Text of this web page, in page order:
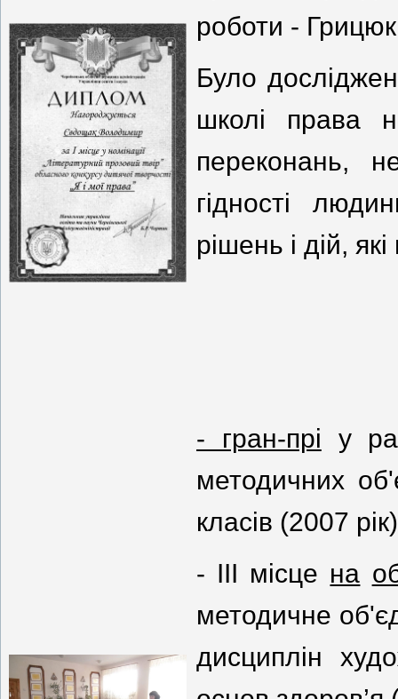
роботи -
Було
школі права
переконань,
гідності
рішень і дій,
- гран-прі у
методичних
класів (2007
- ІІІ місце на
методичне
дисциплін